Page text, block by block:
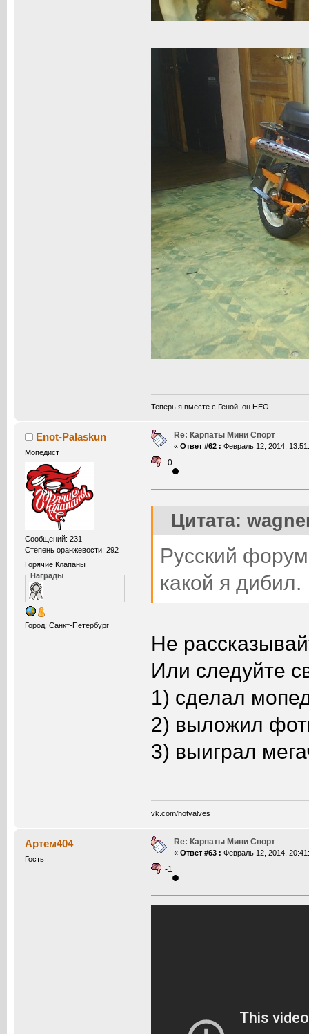
Теперь я вместе с Геной, он НЕО...
Enot-Palaskun
Мопедист
Сообщений: 231
Степень оранжевости: 292
Горячие Клапаны
Награды
Город: Санкт-Петербург
Re: Карпаты Мини Спорт
« Ответ #62 : Февраль 12, 2014,
-0
Цитата:
Русский
какой я дибил.
Не
Или следуйте
1) сделал
2) выложил
3) выиграл
vk.com/hotvalves
Артем404
Гость
Re: Карпаты Мини Спорт
« Ответ #63 : Февраль 12, 2014,
-1